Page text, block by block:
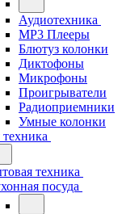
Аудиотехника
MP3 Плееры
Блютуз колонки
Диктофоны
Микрофоны
Проигрыватели
Радиоприемники
Умные колонки
техника
посуда